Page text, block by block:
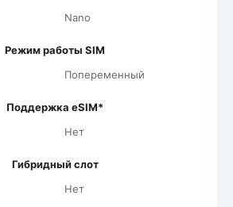
Nano
Режим работы SIM
Попеременный
Поддержка eSIM*
Нет
Гибридный слот
Нет